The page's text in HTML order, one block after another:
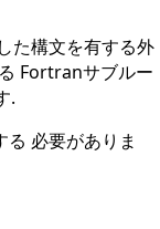
た構文を有する外
Fortranサブルー
.
必要がありま